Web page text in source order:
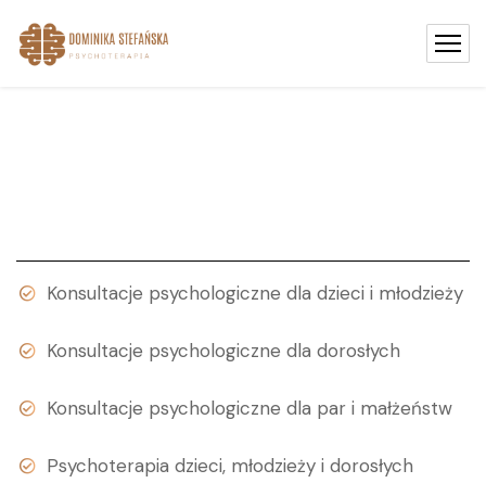
Konsultacje psychologiczne dla dzieci i młodzieży
Konsultacje psychologiczne dla dorosłych
Konsultacje psychologiczne dla par i małżeństw
Psychoterapia dzieci, młodzieży i dorosłych